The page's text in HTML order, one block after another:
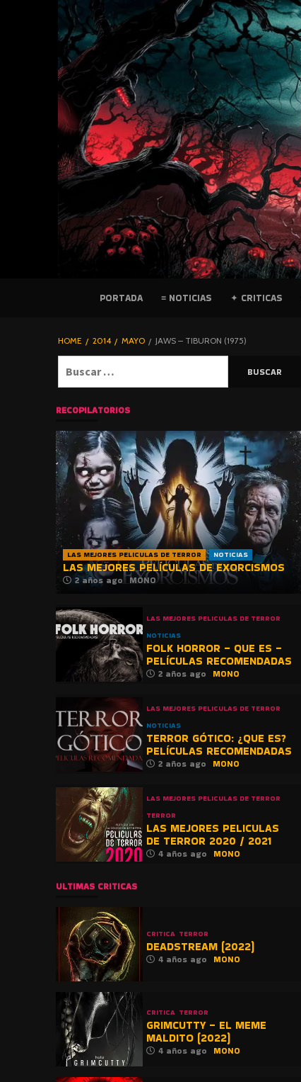
PELICULAS
BLOGHORROR
⋆
PORTADA ≡ NOTICIAS ✦ CRITICAS
HOME 2014 MAYO JAWS – TIBURON (1975)
RECOPILATORIOS
LAS MEJORES PELICULAS DE TERROR NOTICIAS
LAS MEJORES PELÍCULAS DE EXORCISMOS
2 años ago MONO
LAS MEJORES PELICULAS DE TERROR
NOTICIAS
FOLK HORROR – QUE ES –
PELÍCULAS RECOMENDADAS
2 años ago MONO
LAS MEJORES PELICULAS DE TERROR
NOTICIAS
TERROR GÓTICO: ¿QUE ES?
PELÍCULAS RECOMENDADAS
2 años ago MONO
LAS MEJORES PELICULAS DE TERROR
TERROR
LAS MEJORES PELICULAS
DE TERROR 2020 / 2021
4 años ago MONO
ULTIMAS CRITICAS
CRITICA TERROR
DEADSTREAM (2022)
4 años ago MONO
CRITICA TERROR
GRIMCUTTY – EL MEME
MALDITO (2022)
4 años ago MONO